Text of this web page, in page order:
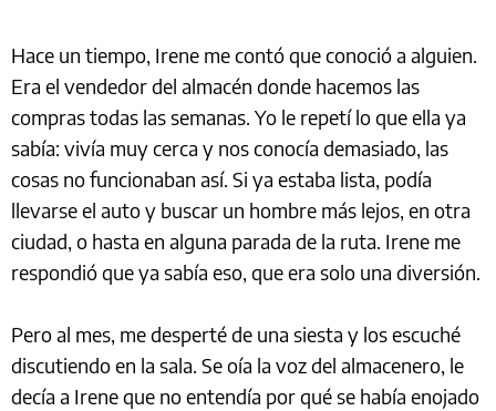
Hace un tiempo, Irene me contó que conoció a alguien.
Era el vendedor del almacén donde hacemos las
compras todas las semanas. Yo le repetí lo que ella ya
sabía: vivía muy cerca y nos conocía demasiado, las
cosas no funcionaban así. Si ya estaba lista, podía
llevarse el auto y buscar un hombre más lejos, en otra
ciudad, o hasta en alguna parada de la ruta. Irene me
respondió que ya sabía eso, que era solo una diversión.
Pero al mes, me desperté de una siesta y los escuché
discutiendo en la sala. Se oía la voz del almacenero, le
decía a Irene que no entendía por qué se había enojado